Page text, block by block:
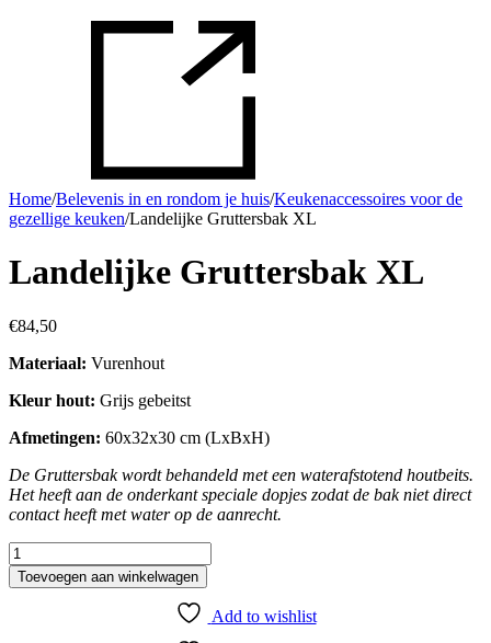
Home/Belevenis in en rondom je huis/Keukenaccessoires voor de
gezellige keuken/Landelijke Gruttersbak XL
Landelijke Gruttersbak XL
€84,50
Materiaal: Vurenhout
Kleur hout: Grijs gebeitst
Afmetingen: 60x32x30 cm (LxBxH)
De Gruttersbak wordt behandeld met een waterafstotend houtbeits.
Het heeft aan de onderkant speciale dopjes zodat de bak niet direct
contact heeft met water op de aanrecht.
Landelijke
Gruttersbak
XL
Toevoegen aan winkelwagen
Add to wishlist